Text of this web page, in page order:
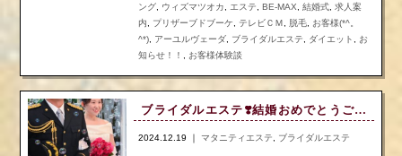
ング
ウィズマツオカ エステ ,BE-MAX ,結婚式 ,求人案
内
プリザーブドブーケ テレビＣＭ 脱毛
お客様(*^。
^*)
アーユルヴェーダ ブライダルエステ ダイエット
お
知らせ！！
お客様体験談
ブライダルエステ❣️結婚おめでとうございます
2024.12.19 ｜マタニティエステ ブライダルエステ